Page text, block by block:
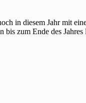
in diesem Jahr mit
bis zum Ende des